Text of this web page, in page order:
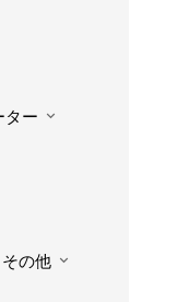
ター
その他